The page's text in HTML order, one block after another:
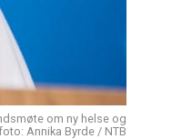
om ny helse og
Annika Byrde / NTB